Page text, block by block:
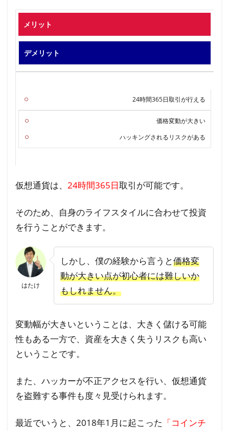
メリット
デメリット
24時間365日取引が行える
価格変動が大きい
ハッキングされるリスクがある
仮想通貨は、 24時間365日取引が可能です。
そのため、自身のライフスタイルに合わせて投資
を行うことができます。
はたけ
しかし、僕の経験から言うと価格変
動が大きい点が初心者には難しいか
もしれません。
変動幅が大きいということは、大きく儲ける可能
性もある一方で、資産を大きく失うリスクも高い
ということです。
また、ハッカーが不正アクセスを行い、仮想通貨
を盗難する事件も度々見受けられます。
最近でいうと、2018年1月に起こった 「コインチ